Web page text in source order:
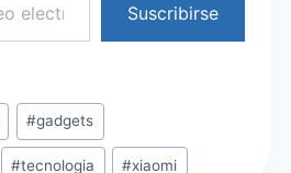
Suscribirse
#gadgets
#tecnologia #xiaomi